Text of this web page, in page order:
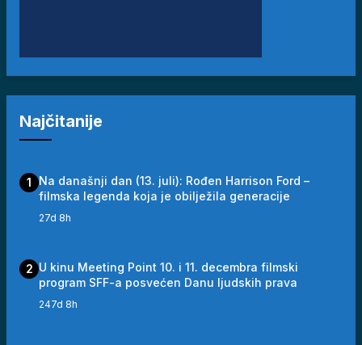
Najčitanije
1
Na današnji dan (13. juli): Rođen Harrison Ford –
filmska legenda koja je obilježila generacije
27d 8h
2 U kinu Meeting Point 10. i 11. decembra filmski
program SFF-a posvećen Danu ljudskih prava
247d 8h